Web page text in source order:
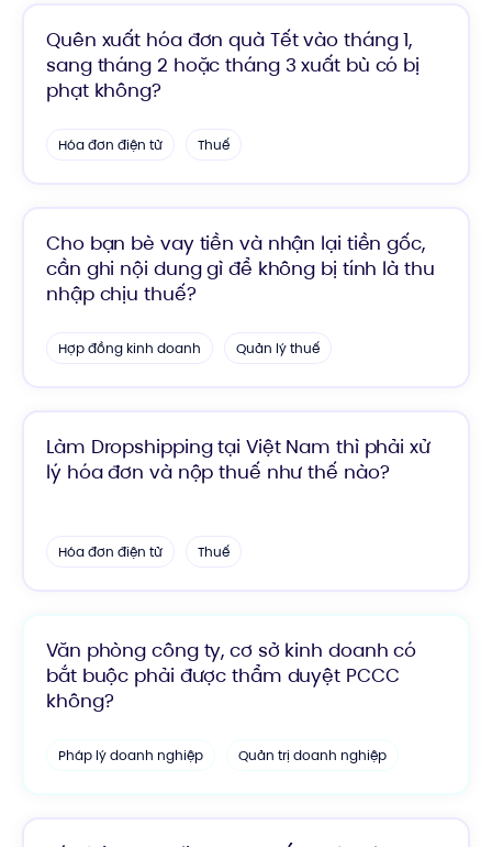
Quên xuất hóa đơn quà Tết vào tháng 1,
sang tháng 2 hoặc tháng 3 xuất bù có bị
phạt không?
Hóa đơn điện tử Thuế
Cho bạn bè vay tiền và nhận lại tiền gốc,
cần ghi nội dung gì để không bị tính là thu
nhập chịu thuế?
Hợp đồng kinh doanh Quản lý thuế
Làm Dropshipping tại Việt Nam thì phải xử
lý hóa đơn và nộp thuế như thế nào?
Hóa đơn điện tử Thuế
Văn phòng công ty, cơ sở kinh doanh có
bắt buộc phải được thẩm duyệt PCCC
không?
Pháp lý doanh nghiệp Quản trị doanh nghiệp